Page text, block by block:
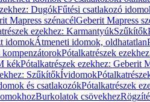
DugókFűtési csatlakozó
Mapress szénacélGeberit Mapress
ezekhez: KarmantyúkSzűkítők
idomokÁtmeneti idomok, oldhatatlan
Pótalkatrészek
kékPótalkatrészek ezekhez: Geberit
SzűkítőkÍvidomok
és csatlakozókPótalkatrészek
Burkolatok csövekhez